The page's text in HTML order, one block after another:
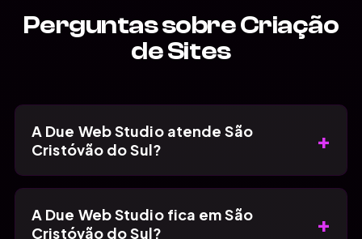
Perguntas sobre Criação
de Sites
A Due Web Studio atende São
Cristóvão do Sul?
+
A Due Web Studio fica em São
Cristóvão do Sul?
+